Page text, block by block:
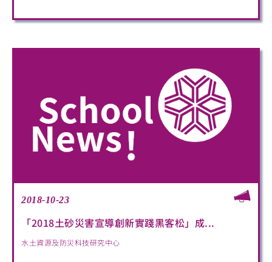
2018-10-23
「2018土砂災害宣導創新實踐黑客松」成...
水土資源及防災科技研究中心